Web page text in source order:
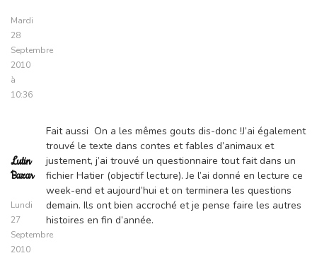
Mardi
28
Septembre
2010
à
10:36
Lutin
Bazar
Lundi
27
Septembre
2010
Fait aussi On a les mêmes gouts dis-donc !J’ai également
trouvé le texte dans contes et fables d’animaux et
justement, j’ai trouvé un questionnaire tout fait dans un
fichier Hatier (objectif lecture). Je l’ai donné en lecture ce
week-end et aujourd’hui et on terminera les questions
demain. Ils ont bien accroché et je pense faire les autres
histoires en fin d’année.